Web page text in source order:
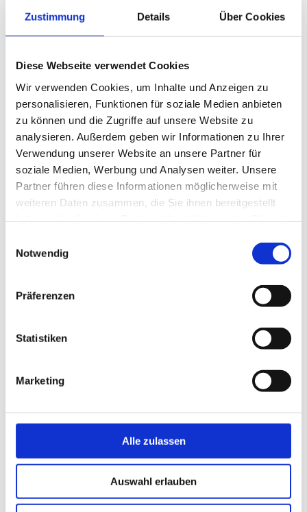
Zustimmung Details Über Cookies
Diese Webseite verwendet Cookies
Wir verwenden Cookies, um Inhalte und Anzeigen zu
personalisieren, Funktionen für soziale Medien anbieten
zu können und die Zugriffe auf unsere Website zu
analysieren. Außerdem geben wir Informationen zu Ihrer
Verwendung unserer Website an unsere Partner für
soziale Medien, Werbung und Analysen weiter. Unsere
Partner führen diese Informationen möglicherweise mit
weiteren Daten zusammen, die Sie ihnen bereitgestellt
Notwendig
Präferenzen
Statistiken
Marketing
Alle zulassen
Auswahl erlauben